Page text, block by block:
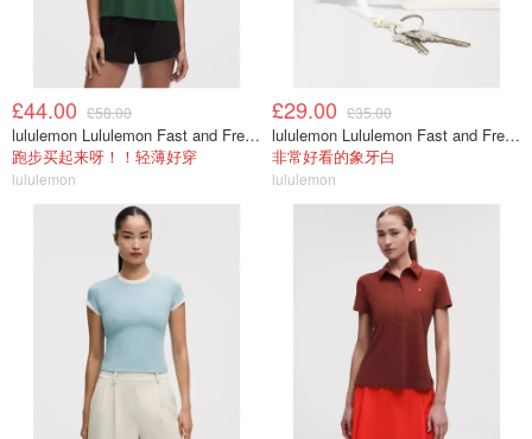
£44.00 £58.00
lululemon Lululemon Fast and Free 女士背心
跑步买起来呀！！轻薄好穿
lululemon
£29.00 £35.00
lululemon Lululemon Fast and Free 跑步腰包
非常好看的象牙白
lululemon